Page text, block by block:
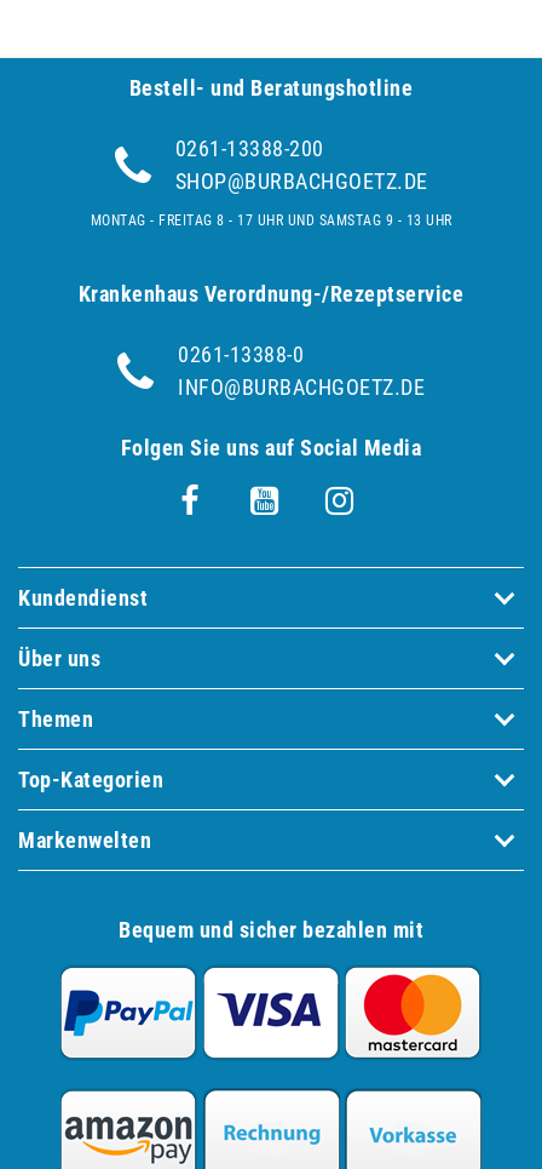
Bestell- und Be­ra­tungs­hot­line
0261-13388-200
SHOP@BURBACHGOETZ.DE
MONTAG - FREITAG 8 - 17 UHR UND SAMSTAG 9 - 13 UHR
Krankenhaus Verordnung-/Rezeptservice
0261-13388-0
INFO@BURBACHGOETZ.DE
Folgen Sie uns auf Social Media
Kundendienst
Über uns
Themen
Top-Kategorien
Markenwelten
Bequem und sicher bezahlen mit